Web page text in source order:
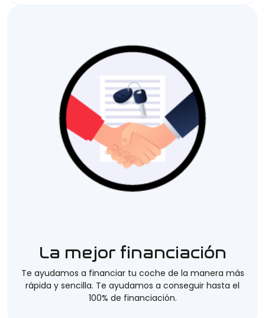
La mejor financiación
Te ayudamos a financiar tu coche de la manera más
rápida y sencilla. Te ayudamos a conseguir hasta el
100% de financiación.